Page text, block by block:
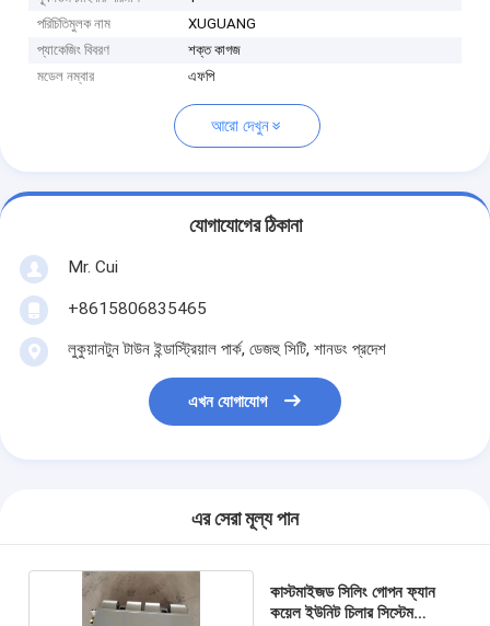
পরিচিতিমুলক নাম
XUGUANG
প্যাকেজিং বিবরণ
শক্ত কাগজ
মডেল নম্বার
এফপি
আরো দেখুন
যোগাযোগের ঠিকানা
Mr. Cui
+8615806835465
লুকুয়ানটুন টাউন ইন্ডাস্ট্রিয়াল পার্ক, ডেজহু সিটি, শানডং প্রদেশ
এখন যোগাযোগ
এর সেরা মূল্য পান
কাস্টমাইজড সিলিং গোপন ফ্যান
কয়েল ইউনিট চিলার সিস্টেম